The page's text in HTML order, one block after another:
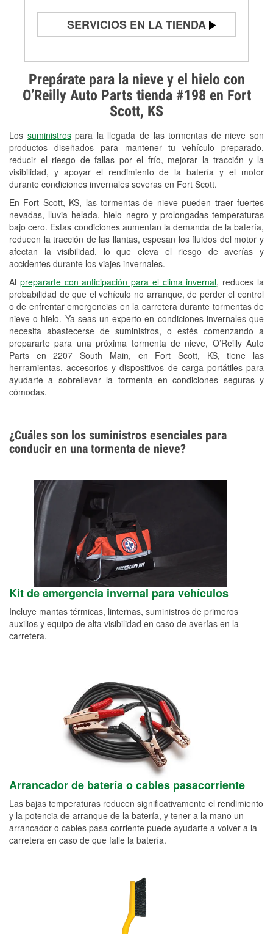
Prepárate para la nieve y el hielo con
O’Reilly Auto Parts tienda #198 en Fort
Scott, KS
Los suministrospara la llegada de las tormentas de nieve son
productos diseñados para mantener tu vehículo preparado,
reducir el riesgo de fallas por el frío, mejorar la tracción y la
visibilidad, y apoyar el rendimiento de la batería y el motor
durante condiciones invernales severas en Fort Scott.
En Fort Scott, KS, las tormentas de nieve pueden traer fuertes
nevadas, lluvia helada, hielo negro y prolongadas temperaturas
bajo cero. Estas condiciones aumentan la demanda de la batería,
reducen la tracción de las llantas, espesan los fluidos del motor y
afectan la visibilidad, lo que eleva el riesgo de averías y
accidentes durante los viajes invernales.
Al prepararte con anticipación para el clima invernal, reduces la
probabilidad de que el vehículo no arranque, de perder el control
o de enfrentar emergencias en la carretera durante tormentas de
nieve o hielo. Ya seas un experto en condiciones invernales que
necesita abastecerse de suministros, o estés comenzando a
prepararte para una próxima tormenta de nieve, O’Reilly Auto
Parts en 2207 South Main, en Fort Scott, KS, tiene las
herramientas, accesorios y dispositivos de carga portátiles para
ayudarte a sobrellevar la tormenta en condiciones seguras y
cómodas.
SERVICIOS EN LA TIENDA
Prueba de alternadores y
arrancadores
Revisión de la luz "Check Engine"
Reciclaje de baterías y aceite
Instalación de bombillas de faros
Instalación de limpiaparabrisas
Programa de Préstamo de
Herramientas
Mezcla de pinturas
Rectificación de tambores y discos de
freno
Mangueras hidráulicas a la medida
Snowstorm Supplies
Tornado Supplies
Conoce más
¿Cuáles son los suministros esenciales para
conducir en una tormenta de nieve?
Kit de emergencia invernal para vehículos
Incluye mantas térmicas, linternas, suministros de primeros
auxilios y equipo de alta visibilidad en caso de averías en la
carretera.
Arrancador de batería o cables pasacorriente
Las bajas temperaturas reducen significativamente el rendimiento
y la potencia de arranque de la batería, y tener a la mano un
arrancador o cables pasa corriente puede ayudarte a volver a la
carretera en caso de que falle la batería.